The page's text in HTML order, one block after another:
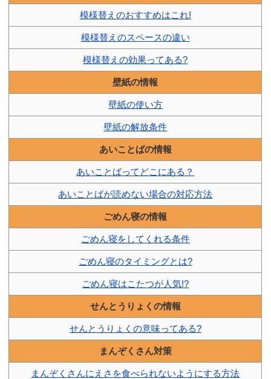
模様替えのおすすめはこれ!
模様替えのスペースの違い
模様替えの効果ってある?
壁紙の情報
壁紙の使い方
壁紙の解放条件
あいことばの情報
あいことばってどこにある？
あいことばが読めない場合の対応方法
ごめん寝の情報
ごめん寝をしてくれる条件
ごめん寝のタイミングとは?
ごめん寝はこたつが人気!?
せんとうりょくの情報
せんとうりょくの意味ってある?
まんぞくさん対策
まんぞくさんにえさを食べられないようにする方法